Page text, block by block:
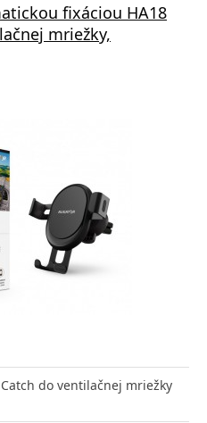
fixáciou HA18
mriežky,
do ventilačnej mriežky